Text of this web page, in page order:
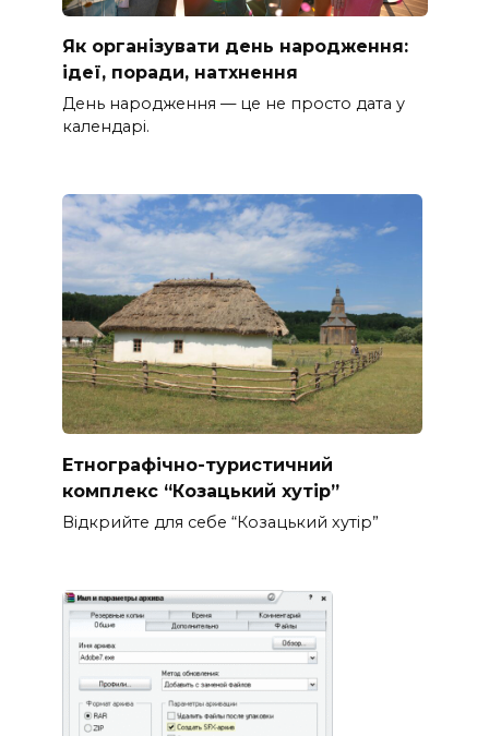
Як організувати день народження:
ідеї, поради, натхнення
День народження — це не просто дата у
календарі.
Етнографічно-туристичний
комплекс “Козацький хутір”
Відкрийте для себе “Козацький хутір”